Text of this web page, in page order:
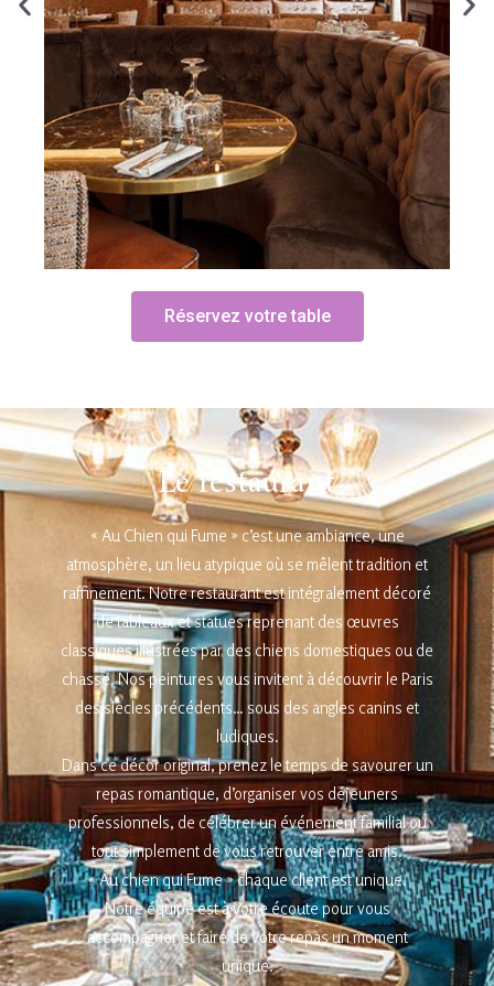
Réservez votre table
Le restaurant
« Au Chien qui Fume » c’est une ambiance, une
atmosphère, un lieu atypique où se mêlent tradition et
raffinement. Notre restaurant est intégralement décoré
de tableaux et statues reprenant des œuvres
classiques illustrées par des chiens domestiques ou de
chasse. Nos peintures vous invitent à découvrir le Paris
des siècles précédents… sous des angles canins et
ludiques.
Dans ce décor original, prenez le temps de savourer un
repas romantique, d’organiser vos déjeuners
professionnels, de célébrer un événement familial ou
tout simplement de vous retrouver entre amis.
« Au chien qui Fume » chaque client est unique.
Notre équipe est à votre écoute pour vous
accompagner et faire de votre repas un moment
unique.